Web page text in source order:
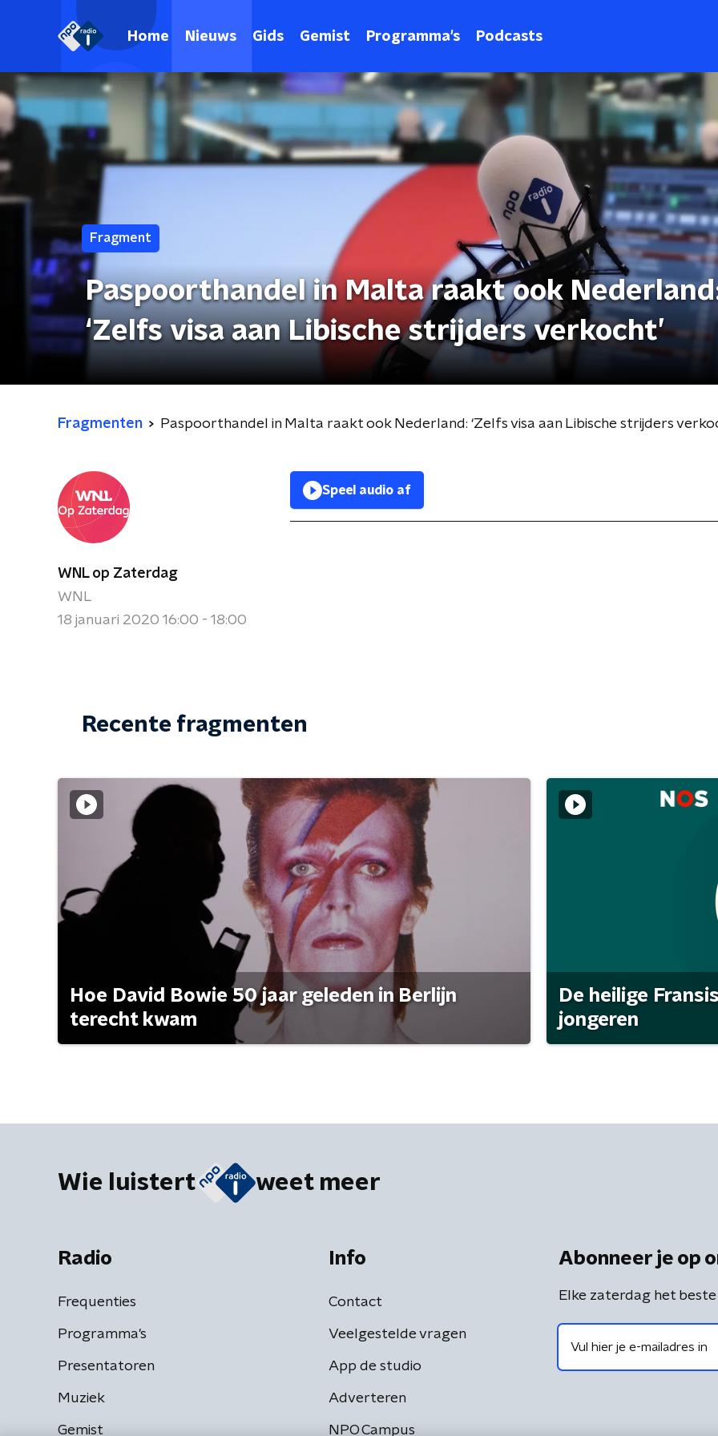
Home Nieuws Gids Gemist Programma's Podcasts
Fragment
Paspoorthandel in Malta raakt ook
‘Zelfs visa aan Libische strijders verkocht’
Fragmenten Paspoorthandel in Malta raakt ook Nederland: ‘Zelfs visa aan Libische strijders
WNL op Zaterdag
WNL
18 januari 2020 16:00 - 18:00
Speel audio af
Recente fragmenten
Hoe David Bowie 50 jaar geleden in Berlijn
terecht kwam
De heilige
jongeren
Wie luistert weet meer
Radio
Frequenties
Programma's
Presentatoren
Muziek
Gemist
Info
Contact
Veelgestelde vragen
App de studio
Adverteren
NPO Campus
Abonneer je op
Elke zaterdag het beste